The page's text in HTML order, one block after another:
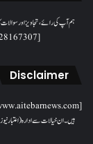
[9028167307]پتہ: [دفتر اعتبار نیوز، ، دیگلور ناکہ، ناندیڑ(مہاراشٹر) ] پر رابطہ کیا جاسکتا ہے۔
Disclaimer
ہیں۔ ان خیالات سے ادارہ (اعتبار